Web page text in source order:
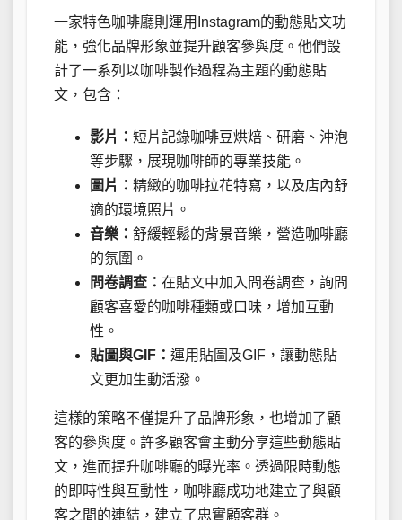
一家特色咖啡廳則運用Instagram的動態貼文功
能，強化品牌形象並提升顧客參與度。他們設
計了一系列以咖啡製作過程為主題的動態貼
文，包含：
影片： 短片記錄咖啡豆烘焙、研磨、沖泡
等步驟，展現咖啡師的專業技能。
圖片： 精緻的咖啡拉花特寫，以及店內舒
適的環境照片。
音樂： 舒緩輕鬆的背景音樂，營造咖啡廳
的氛圍。
問卷調查： 在貼文中加入問卷調查，詢問
顧客喜愛的咖啡種類或口味，增加互動
性。
貼圖與GIF： 運用貼圖及GIF，讓動態貼
文更加生動活潑。
這樣的策略不僅提升了品牌形象，也增加了顧
客的參與度。許多顧客會主動分享這些動態貼
文，進而提升咖啡廳的曝光率。透過限時動態
的即時性與互動性，咖啡廳成功地建立了與顧
客之間的連結，建立了忠實顧客群。